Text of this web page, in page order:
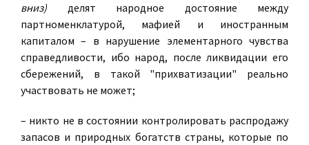
вниз) делят народное достояние между
партноменклатурой, мафией и иностранным
капиталом – в нарушение элементарного чувства
справедливости, ибо народ, после ликвидации его
сбережений, в такой "прихватизации" реально
участвовать не может;
– никто не в состоянии контролировать распродажу
запасов и природных богатств страны, которые по